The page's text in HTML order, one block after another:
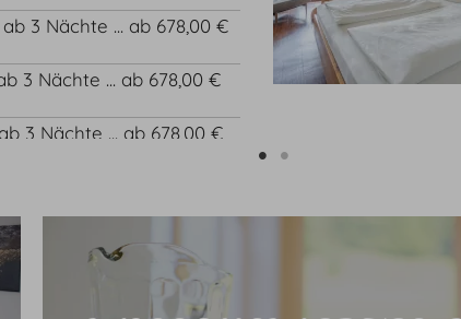
ab 3 Nächte ... ab 678,00 €
ab 3 Nächte ... ab 678,00 €
ab 3 Nächte ... ab 678,00 €